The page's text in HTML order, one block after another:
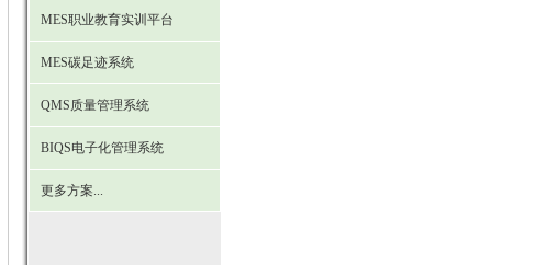
MES职业教育实训平台
MES碳足迹系统
QMS质量管理系统
BIQS电子化管理系统
更多方案...